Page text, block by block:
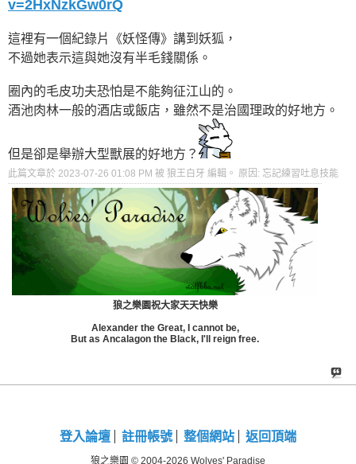
v=2HxNzkGw0rQ
這裡有一個紀錄片《妖怪傳》講到妖狐，
不過她表示這與她沒有半毛錢關係。
圈內的毛皮功夫恐怕是不能夠征江山的。
酒池肉林一般的酒店或飯店，雖然不是治國理政的好地方。
但是卻是舉辦大型獸展的好地方？
此篇文章於 2023-07-26 01:08 PM 被 狼王白牙 編輯。 原因: 忘記練習吐息技能
狼之樂園祝大家天天快樂
Alexander the Great, I cannot be,
But as Ancalagon the Black, I'll reign free.
登入論壇 註冊帳號 整個網站 返回頂端
狼之樂園 © 2004-2026 Wolves' Paradise